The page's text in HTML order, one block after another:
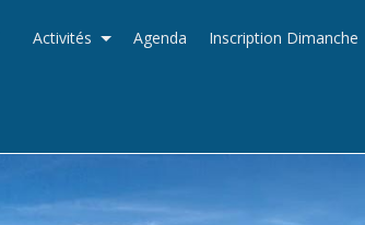
Activités Agenda Inscription Dimanche